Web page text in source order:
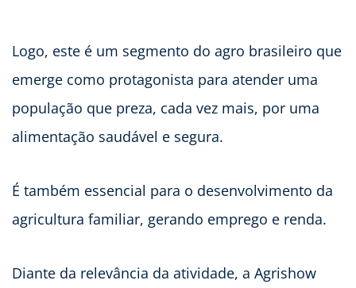
Logo, este é um segmento do agro brasileiro que
emerge como protagonista para atender uma
população que preza, cada vez mais, por uma
alimentação saudável e segura.
É também essencial para o desenvolvimento da
agricultura familiar, gerando emprego e renda.
Diante da relevância da atividade, a Agrishow